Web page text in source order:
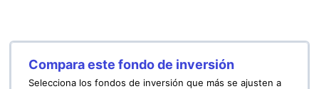
Compara este fondo de inversión
Selecciona los fondos de inversión que más se ajusten a